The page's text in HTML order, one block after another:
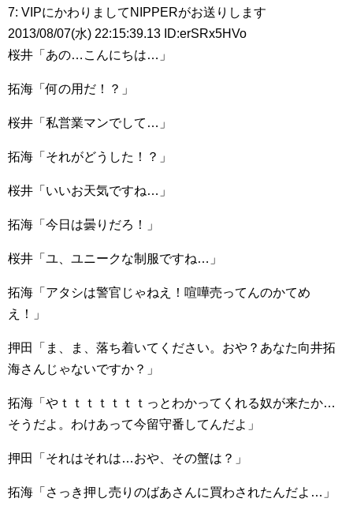
7: VIPにかわりましてNIPPERがお送りします
2013/08/07(水) 22:15:39.13 ID:erSRx5HVo
桜井「あの…こんにちは…」
拓海「何の用だ！？」
桜井「私営業マンでして…」
拓海「それがどうした！？」
桜井「いいお天気ですね…」
拓海「今日は曇りだろ！」
桜井「ユ、ユニークな制服ですね…」
拓海「アタシは警官じゃねえ！喧嘩売ってんのかてめ
え！」
押田「ま、ま、落ち着いてください。おや？あなた向井拓
海さんじゃないですか？」
拓海「やｔｔｔｔｔｔｔっとわかってくれる奴が来たか…
そうだよ。わけあって今留守番してんだよ」
押田「それはそれは…おや、その蟹は？」
拓海「さっき押し売りのばあさんに買わされたんだよ…」